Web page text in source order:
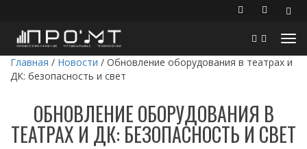
Главная / Новости / Обновление оборудования в театрах и
ДК: безопасность и свет
ОБНОВЛЕНИЕ ОБОРУДОВАНИЯ В
ТЕАТРАХ И ДК: БЕЗОПАСНОСТЬ И СВЕТ